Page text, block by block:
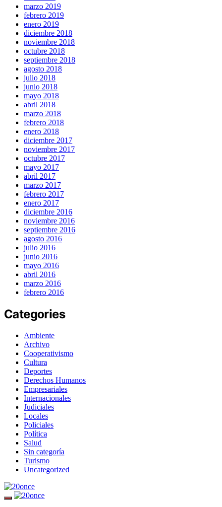
marzo 2019
febrero 2019
enero 2019
diciembre 2018
noviembre 2018
octubre 2018
septiembre 2018
agosto 2018
julio 2018
junio 2018
mayo 2018
abril 2018
marzo 2018
febrero 2018
enero 2018
diciembre 2017
noviembre 2017
octubre 2017
mayo 2017
abril 2017
marzo 2017
febrero 2017
enero 2017
diciembre 2016
noviembre 2016
septiembre 2016
agosto 2016
julio 2016
junio 2016
mayo 2016
abril 2016
marzo 2016
febrero 2016
Categories
Ambiente
Archivo
Cooperativismo
Cultura
Deportes
Derechos Humanos
Empresariales
Internacionales
Judiciales
Locales
Policiales
Política
Salud
Sin categoría
Turismo
Uncategorized